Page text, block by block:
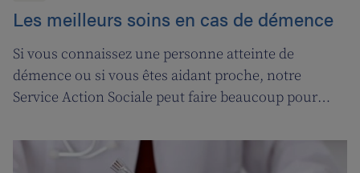
Les meilleurs soins en cas de démence
Si vous connaissez une personne atteinte de
démence ou si vous êtes aidant proche, notre
Service Action Sociale peut faire beaucoup pour
qu'elle établit un plan de soins pour Jossé et
Maurice.